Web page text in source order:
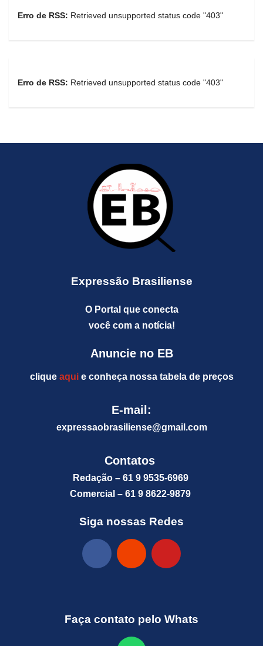
Erro de RSS: Retrieved unsupported status code "403"
Erro de RSS: Retrieved unsupported status code "403"
Expressão Brasiliense
O Portal que conecta
você com a notícia!
Anuncie no EB
clique aquie conheça nossa tabela de preços
E-mail:
expressaobrasiliense@gmail.com
Contatos
Redação – 61 9 9535-6969
Comercial – 61 9 8622-9879
Siga nossas Redes
Faça contato pelo Whats